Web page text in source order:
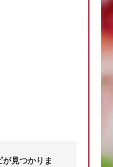
が見つかりま